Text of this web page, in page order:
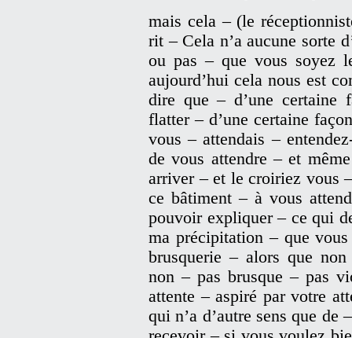
mais cela – (le
rit – Cela n’a aucune sorte
ou pas – que vous soyez
aujourd’hui cela nous est
dire que – d’une certaine
flatter – d’une certaine
vous – attendais –
de vous attendre – et
arriver – et le croiriez vous
ce bâtiment – à vous
pouvoir expliquer – ce qui
ma précipitation – que
brusquerie – alors que
non – pas brusque – pas
attente – aspiré par votre
qui n’a d’autre sens que